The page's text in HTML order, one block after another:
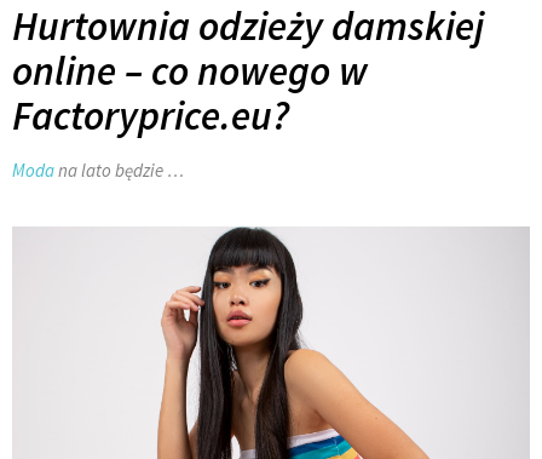
Hurtownia odzieży damskiej
online – co nowego w
Factoryprice.eu?
Modana lato będzie …